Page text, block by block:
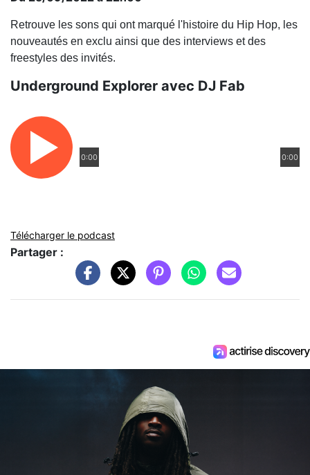
Retrouve les sons qui ont marqué l'histoire du Hip Hop, les
nouveautés en exclu ainsi que des interviews et des
freestyles des invités.
Underground Explorer avec DJ Fab
0:00 0:00
Télécharger le podcast
Partager :